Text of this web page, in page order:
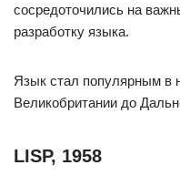
сосредоточились на
разработку языка.
Язык стал популярным в
Великобритании до
LISP, 1958